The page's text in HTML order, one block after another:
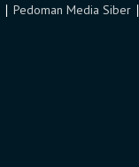
∣ Pedoman Media Siber∣